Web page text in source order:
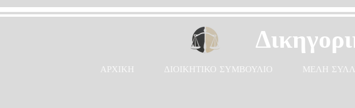
ΑΡΧΙΚΗ ΔΙΟΙΚΗΤΙΚΟ ΣΥΜΒΟΥΛΙΟ ΜΕΛΗ